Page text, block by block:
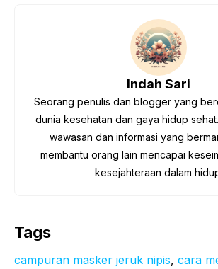
Indah Sari
Seorang penulis dan blogger yang
dunia kesehatan dan gaya hidup
wawasan dan informasi yang
membantu orang lain mencapai
kesejahteraan dalam
Tags
campuran masker jeruk nipis, cara